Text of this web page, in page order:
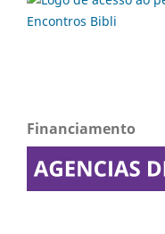
Financiamento